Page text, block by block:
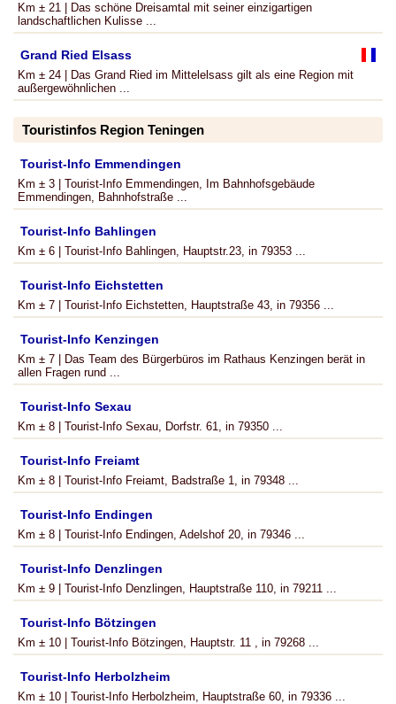
Km ± 21 | Das schöne Dreisamtal mit seiner einzigartigen
landschaftlichen Kulisse ...
Grand Ried Elsass
Km ± 24 | Das Grand Ried im Mittelelsass gilt als eine Region mit
außergewöhnlichen ...
Touristinfos Region Teningen
Tourist-Info Emmendingen
Km ± 3 | Tourist-Info Emmendingen, Im Bahnhofsgebäude
Emmendingen, Bahnhofstraße ...
Tourist-Info Bahlingen
Km ± 6 | Tourist-Info Bahlingen, Hauptstr.23, in 79353 ...
Tourist-Info Eichstetten
Km ± 7 | Tourist-Info Eichstetten, Hauptstraße 43, in 79356 ...
Tourist-Info Kenzingen
Km ± 7 | Das Team des Bürgerbüros im Rathaus Kenzingen berät in
allen Fragen rund ...
Tourist-Info Sexau
Km ± 8 | Tourist-Info Sexau, Dorfstr. 61, in 79350 ...
Tourist-Info Freiamt
Km ± 8 | Tourist-Info Freiamt, Badstraße 1, in 79348 ...
Tourist-Info Endingen
Km ± 8 | Tourist-Info Endingen, Adelshof 20, in 79346 ...
Tourist-Info Denzlingen
Km ± 9 | Tourist-Info Denzlingen, Hauptstraße 110, in 79211 ...
Tourist-Info Bötzingen
Km ± 10 | Tourist-Info Bötzingen, Hauptstr. 11 , in 79268 ...
Tourist-Info Herbolzheim
Km ± 10 | Tourist-Info Herbolzheim, Hauptstraße 60, in 79336 ...